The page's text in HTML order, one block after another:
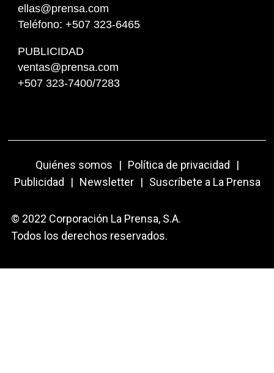
ellas@prensa.com
Teléfono: +507 323-6465
PUBLICIDAD
ventas@prensa.com
+507 323-7400/7283
Quiénes somos | Política de privacidad
|
Publicidad
| Newsletter | Suscríbete a La Prensa
© 2022 Corporación La Prensa, S.A.
Todos los derechos reservados.